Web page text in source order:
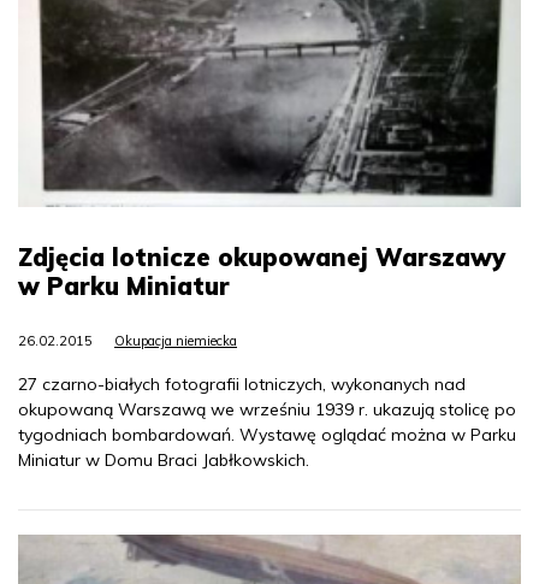
Zdjęcia lotnicze okupowanej Warszawy
w Parku Miniatur
26.02.2015 Okupacja niemiecka
27 czarno-białych fotografii lotniczych, wykonanych nad
okupowaną Warszawą we wrześniu 1939 r. ukazują stolicę po
tygodniach bombardowań. Wystawę oglądać można w Parku
Miniatur w Domu Braci Jabłkowskich.